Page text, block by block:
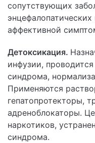
сопутствующих
аффективной
Детоксикация.
инфузии,
синдрома,
Применяются
гепатопротекторы,
адреноблокаторы.
наркотиков,
синдрома.